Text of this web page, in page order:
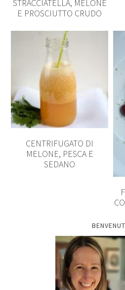
STRACCIATELLA, MELONE
E PROSCIUTTO CRUDO
CENTRIFUGATO DI
MELONE, PESCA E
SEDANO